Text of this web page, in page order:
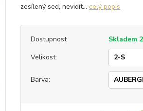
zesílený sed, nevidit... celý popis
Dostupnost
Skladem
Velikost:
Barva: